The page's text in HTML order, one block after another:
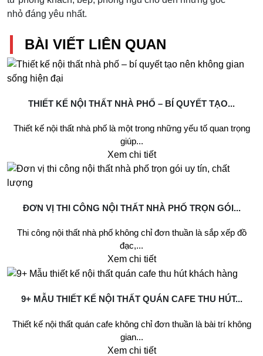
nhỏ đáng yêu nhất.
BÀI VIẾT LIÊN QUAN
THIẾT KẾ NỘI THẤT NHÀ PHỐ – BÍ QUYẾT TẠO...
Thiết kế nội thất nhà phố là một trong những yếu tố quan trọng
giúp...
Xem chi tiết
ĐƠN VỊ THI CÔNG NỘI THẤT NHÀ PHỐ TRỌN GÓI...
Thi công nội thất nhà phố không chỉ đơn thuần là sắp xếp đồ
đạc,...
Xem chi tiết
9+ MẪU THIẾT KẾ NỘI THẤT QUÁN CAFE THU HÚT...
Thiết kế nội thất quán cafe không chỉ đơn thuần là bài trí không
gian...
Xem chi tiết